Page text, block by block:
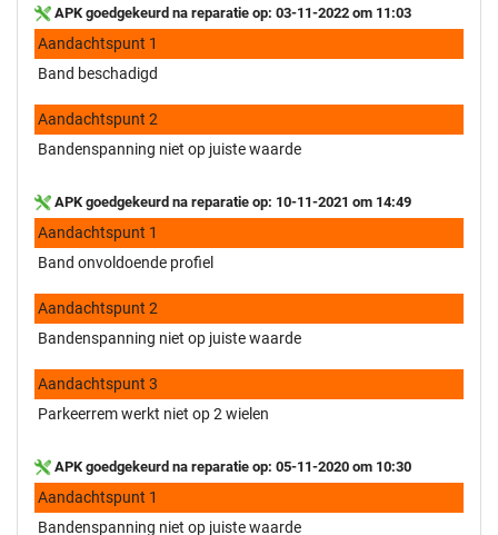
APK goedgekeurd na reparatie op: 03-11-2022 om 11:03
Aandachtspunt 1
Band beschadigd
Aandachtspunt 2
Bandenspanning niet op juiste waarde
APK goedgekeurd na reparatie op: 10-11-2021 om 14:49
Aandachtspunt 1
Band onvoldoende profiel
Aandachtspunt 2
Bandenspanning niet op juiste waarde
Aandachtspunt 3
Parkeerrem werkt niet op 2 wielen
APK goedgekeurd na reparatie op: 05-11-2020 om 10:30
Aandachtspunt 1
Bandenspanning niet op juiste waarde